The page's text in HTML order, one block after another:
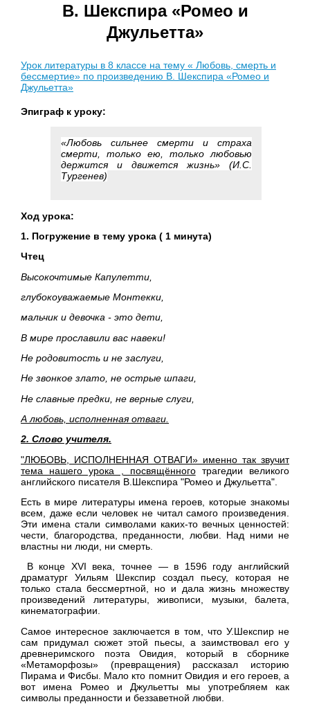
В. Шекспира «Ромео и
Джульетта»
Урок литературы в 8 классе на тему « Любовь, смерть и
бессмертие» по произведению В. Шекспира «Ромео и
Джульетта»
Эпиграф к уроку:
«Любовь сильнее смерти и страха
смерти, только ею, только любовью
держится и движется жизнь» (И.С.
Тургенев)
Ход урока:
1. Погружение в тему урока ( 1 минута)
Чтец
Высокочтимые Капулетти,
глубокоуважаемые Монтекки,
мальчик и девочка - это дети,
В мире прославили вас навеки!
Не родовитость и не заслуги,
Не звонкое злато, не острые шпаги,
Не славные предки, не верные слуги,
А любовь, исполненная отваги.
2. Слово учителя.
"ЛЮБОВЬ, ИСПОЛНЕННАЯ ОТВАГИ» именно так звучит
тема нашего урока , посвящённоготрагедии великого
английского писателя В.Шекспира "Ромео и Джульетта".
Есть в мире литературы имена героев, которые знакомы
всем, даже если человек не читал самого произведения.
Эти имена стали символами каких-то вечных ценностей:
чести, благородства, преданности, любви. Над ними не
властны ни люди, ни смерть.
В конце XVI века, точнее — в 1596 году английский
драматург Уильям Шекспир создал пьесу, которая не
только стала бессмертной, но и дала жизнь множеству
произведений литературы, живописи, музыки, балета,
кинематографии.
Самое интересное заключается в том, что У.Шекспир не
сам придумал сюжет этой пьесы, а заимствовал его у
древнеримского поэта Овидия, который в сборнике
«Метаморфозы» (превращения) рассказал историю
Пирама и Фисбы. Мало кто помнит Овидия и его героев, а
вот имена Ромео и Джульетты мы употребляем как
символы преданности и беззаветной любви.